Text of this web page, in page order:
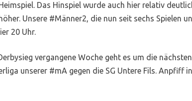
Das Hinspiel wurde auch hier relativ
Unsere #Männer2, die nun seit sechs Spielen
20 Uhr.
vergangene Woche geht es um die
unserer #mA gegen die SG Untere Fils. Anpfiff